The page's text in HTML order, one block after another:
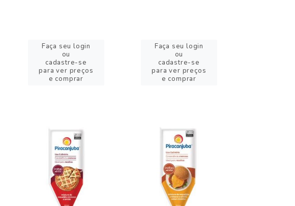
Faça seu login
ou
cadastre-se
para ver preços
e comprar
Faça seu login
ou
cadastre-se
para ver preços
e comprar